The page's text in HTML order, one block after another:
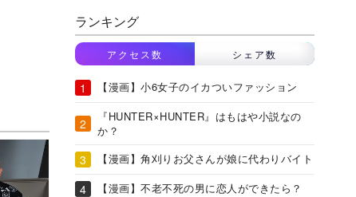
ランキング
アクセス数 シェア数
【漫画】小6女子のイカついファッション
『HUNTER×HUNTER』はもはや小説なの
か？
【漫画】角刈りお父さんが娘に代わりバイト
【漫画】不老不死の男に恋人ができたら？